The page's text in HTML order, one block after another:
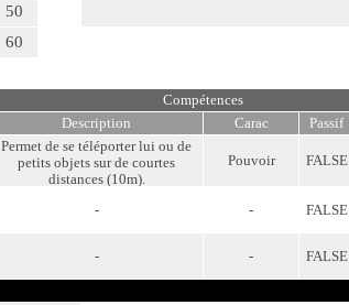
50
60
Compétences
Description Carac Passif
Permet de se téléporter lui ou de
petits objets sur de courtes
distances (10m).
Pouvoir FALSE
- - FALSE
- - FALSE